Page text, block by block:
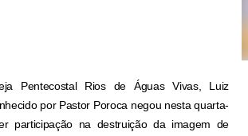
Pentecostal Rios de Águas Vivas, Luiz
por Pastor Poroca negou nesta quarta-
participação na destruição da imagem de